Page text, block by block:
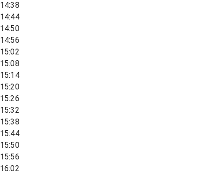
14:38
14:44
14:50
14:56
15:02
15:08
15:14
15:20
15:26
15:32
15:38
15:44
15:50
15:56
16:02